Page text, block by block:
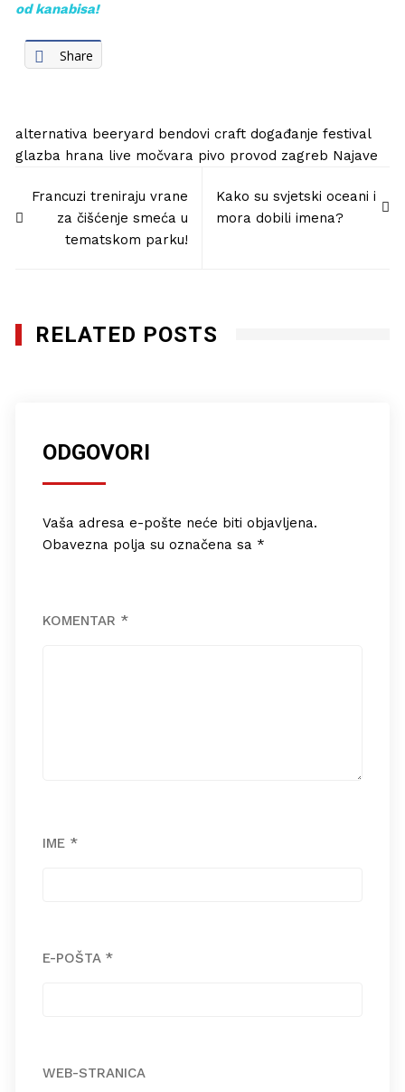
od kanabisa!
Share
alternativa beeryard bendovi craft događanje festival
glazba hrana live močvara pivo provod zagreb Najave
objava
Francuzi treniraju vrane
za čišćenje smeća u
tematskom parku!
Kako su svjetski oceani i
mora dobili imena?
RELATED POSTS
ODGOVORI
Vaša adresa e-pošte neće biti objavljena.
Obavezna polja su označena sa *
KOMENTAR *
IME *
E-POŠTA *
WEB-STRANICA